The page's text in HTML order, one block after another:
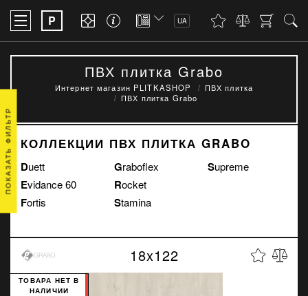
P UA
ПВХ плитка Grabo
Интернет магазин PLITKASHOP
ПВХ плитка
ПВХ плитка Grabo
КОЛЛЕКЦИИ ПВХ ПЛИТКА GRABO
Duett
Evidance 60
Fortis
Graboflex
Rocket
Stamina
Supreme
18x122
ТОВАРА НЕТ В
НАЛИЧИИ
ПОКАЗАТЬ ФИЛЬТР